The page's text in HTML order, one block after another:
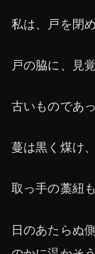
私は、戸を閉
戸の脇に、見
古いものであっ
蔓は黒く煤け
取っ手の藁紐
日のあたらぬ